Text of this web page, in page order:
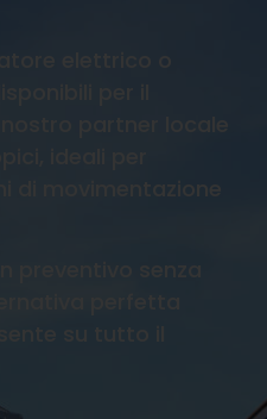
elettrico o
per il
partner locale
ideali per